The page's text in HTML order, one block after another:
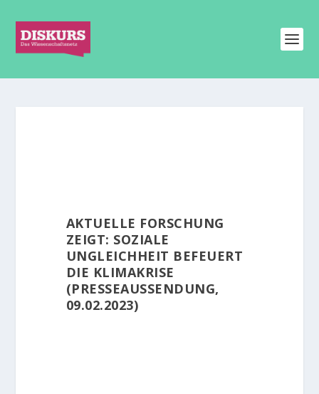
AKTUELLE FORSCHUNG
ZEIGT: SOZIALE
UNGLEICHHEIT BEFEUERT
DIE KLIMAKRISE
(PRESSEAUSSENDUNG,
09.02.2023)